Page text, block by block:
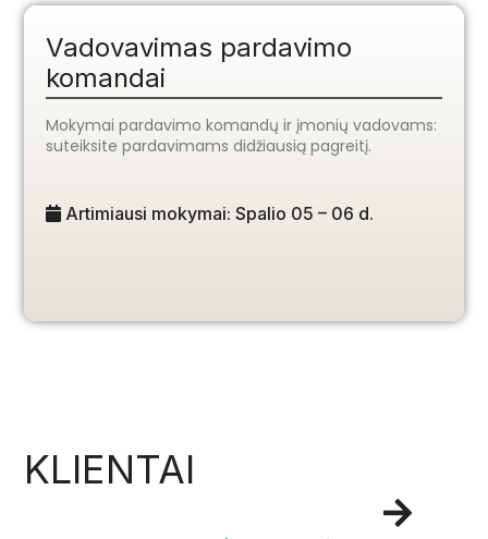
Vadovavimas pardavimo
komandai
Mokymai pardavimo komandų ir įmonių vadovams:
suteiksite pardavimams didžiausią pagreitį.
Artimiausi mokymai: Spalio 05 – 06 d.
KLIENTAI